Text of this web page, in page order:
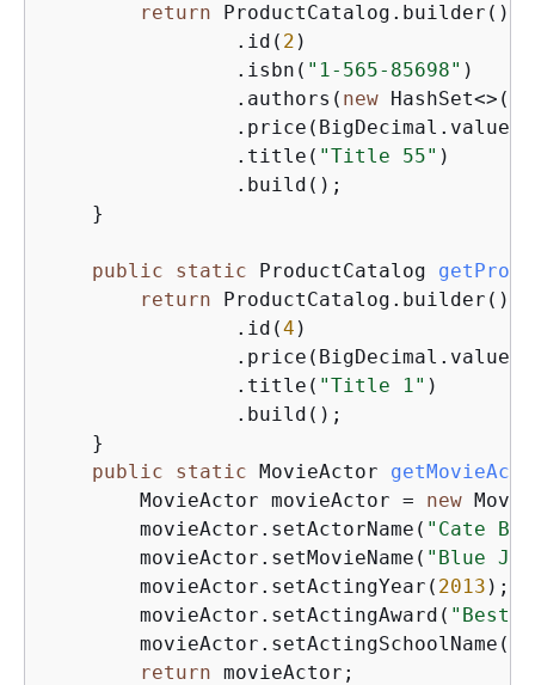
return ProductCatalog.builder()
                .id(
2 )
                .isbn(
"1-565-85698" )
                .authors(
new
                .title(
"Title 55" )
                .build();
    }
public static ProductCatalog
return ProductCatalog.builder()
                .id(
4 )
                .title(
"Title 1" )
                .build();
    }
public
static MovieActor
        MovieActor movieActor =
new
        movieActor.setActorName(
"Cate
        movieActor.setMovieName(
"Blue
        movieActor.setActingYear(
2013 );
        movieActor.setActingAward(
"Best
        movieActor.setActingSchoolName(
return movieActor;